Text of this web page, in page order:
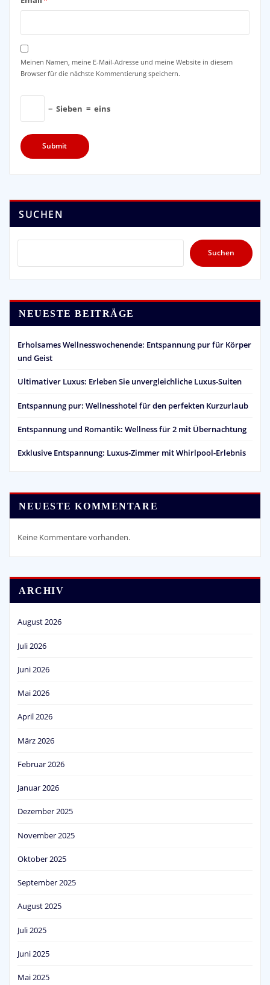
Meinen Namen, meine E-Mail-Adresse und meine Website in diesem
Browser für die nächste Kommentierung speichern.
− Sieben = eins
SUCHEN
Suchen
NEUESTE BEITRÄGE
Erholsames Wellnesswochenende: Entspannung pur für Körper
und Geist
Ultimativer Luxus: Erleben Sie unvergleichliche Luxus-Suiten
Entspannung pur: Wellnesshotel für den perfekten Kurzurlaub
Entspannung und Romantik: Wellness für 2 mit Übernachtung
Exklusive Entspannung: Luxus-Zimmer mit Whirlpool-Erlebnis
NEUESTE KOMMENTARE
Keine Kommentare vorhanden.
ARCHIV
August 2026
Juli 2026
Juni 2026
Mai 2026
April 2026
März 2026
Februar 2026
Januar 2026
Dezember 2025
November 2025
Oktober 2025
September 2025
August 2025
Juli 2025
Juni 2025
Mai 2025